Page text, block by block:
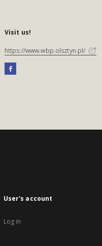
Visit us!
https://www.wbp.olsztyn.pl/
User's account
Log in